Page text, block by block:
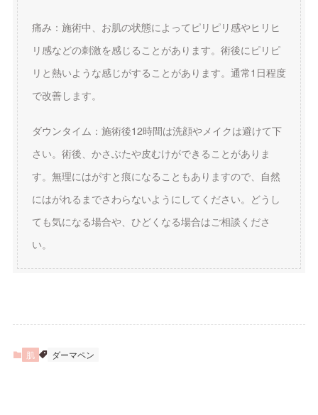
痛み：施術中、お肌の状態によってピリピリ感やヒリヒ
リ感などの刺激を感じることがあります。術後にピリピ
リと熱いような感じがすることがあります。通常1日程度
で改善します。
ダウンタイム：施術後12時間は洗顔やメイクは避けて下
さい。術後、かさぶたや皮むけができることがありま
す。無理にはがすと痕になることもありますので、自然
にはがれるまでさわらないようにしてください。どうし
ても気になる場合や、ひどくなる場合はご相談くださ
い。
肌 ダーマペン